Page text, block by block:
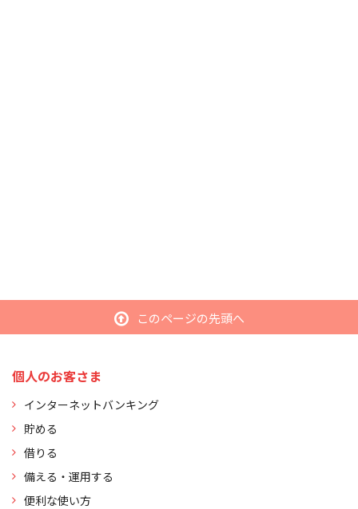
このページの先頭へ
個人のお客さま
インターネットバンキング
貯める
借りる
備える・運用する
便利な使い方